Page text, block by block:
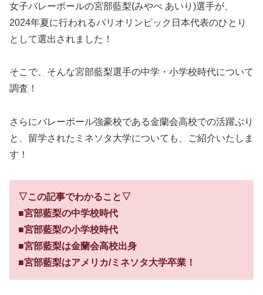
女子バレーボールの宮部藍梨(みやべ あいり)選手が、
2024年夏に行われるパリオリンピック日本代表のひとり
として選出されました！
そこで、そんな宮部藍梨選手の中学・小学校時代について
調査！
さらにバレーボール強豪校である金蘭会高校での活躍ぶり
と、留学されたミネソタ大学についても、ご紹介いたしま
す！
▽この記事でわかること▽
■宮部藍梨の中学校時代
■宮部藍梨の小学校時代
■宮部藍梨は金蘭会高校出身
■宮部藍梨はアメリカ/ミネソタ大学卒業！